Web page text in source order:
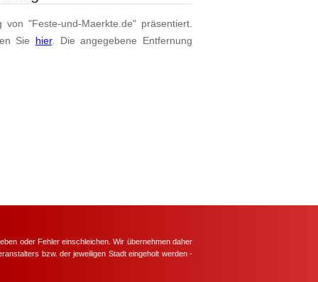
"Feste-und-Maerkte.de" präsentiert.
Sie hier. Die angegebene Entfernung
oder Fehler einschleichen. Wir übernehmen daher
bzw. der jeweiligen Stadt eingeholt werden -